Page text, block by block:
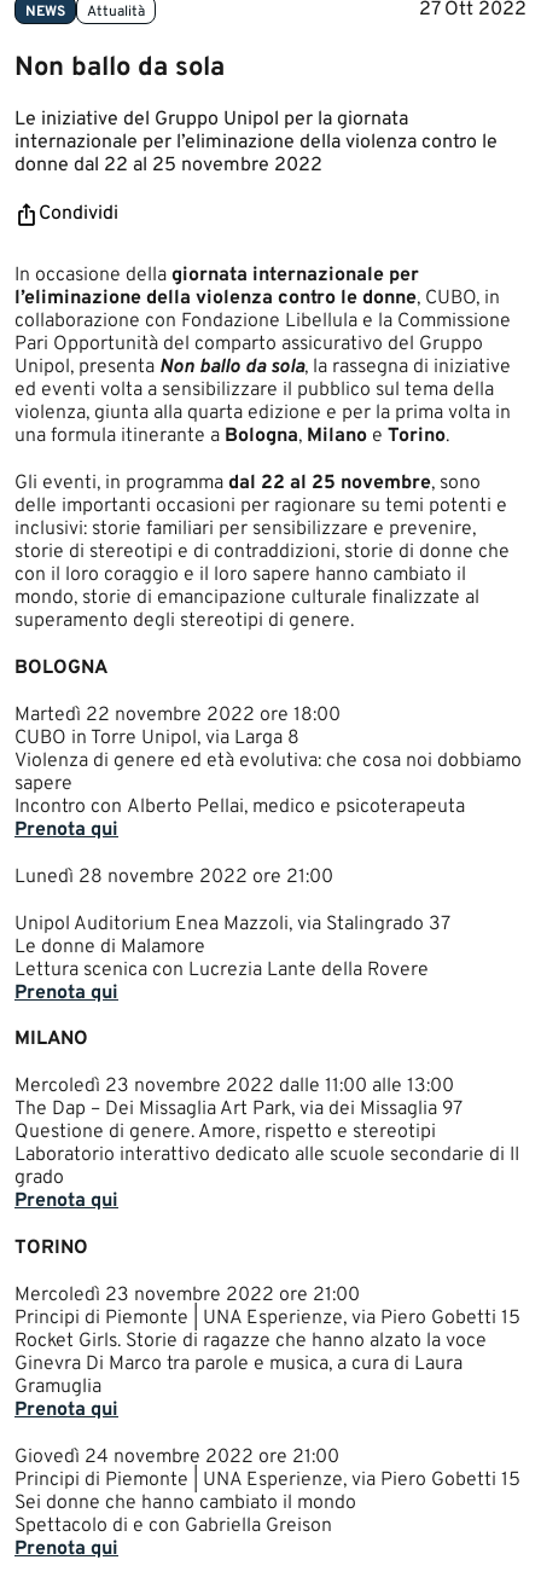
NEWS Attualità 27 Ott 2022
Non ballo da sola
Le iniziative del Gruppo Unipol per la giornata
internazionale per l’eliminazione della violenza contro le
donne dal 22 al 25 novembre 2022
Condividi
​​In occasione della giornata internazionale per
l’eliminazione della violenza contro le donne, CUBO, in
collaborazione con Fondazione Libellula e la Commissione
Pari Opportunità del comparto assicurativo del Gruppo
Unipol, presenta Non ballo da sola, la rassegna di iniziative
ed eventi volta a sensibilizzare il pubblico sul tema della
violenza, giunta alla quarta edizione e per la prima volta in
una formula itinerante a Bologna, Milano e Torino.
Gli eventi, in programma dal 22 al 25 novembre, sono
delle importanti occasioni per ragionare su temi potenti e
inclusivi: storie familiari per sensibilizzare e prevenire,
storie di stereotipi e di contraddizioni, storie di donne che
con il loro coraggio e il loro sapere hanno cambiato il
mondo, storie di emancipazione culturale finalizzate al
superamento degli stereotipi di genere.​​
BOLOGNA
Martedì 22 novembre 2022 ore 18:00
CUBO in Torre Unipol, via Larga 8
Violenza di genere ed età evolutiva: che cosa noi dobbiamo
sapere
Incontro con Alberto Pellai, medico e psicoterapeuta
Prenota qui
Lunedì 28 novembre 2022 ore 21:00
Unipol Auditorium Enea Mazzoli, via Stalingrado 37
Le donne di Malamore
Lettura scenica con Lucrezia Lante della Rovere
Prenota qui
MILANO
Mercoledì 23 novembre 2022 dalle 11:00 alle 13:00
The Dap – Dei Missaglia Art Park, via dei Missaglia 97
Questione di genere. Amore, rispetto e stereotipi
Laboratorio interattivo dedicato alle scuole secondarie di II
grado​
Prenota qui​
TORINO
Mercoledì 23 novembre ​2022 ore 21:00
Principi di Piemonte | UNA Esperienze, via Piero Gobetti 15
Rocket Girls. Storie di ragazze che hanno alzato la voce
Ginevra Di Marco tra parole e musica, a cura di Laura
Gramuglia
Prenota qui
Giovedì 24 novembre 2022 ore 21:00
Principi di Piemonte | UNA Esperienze, via Piero Gobetti 15
Sei donne che hanno cambiato il mondo
Spettacolo di e con Gabriella Greison
Prenota qui​